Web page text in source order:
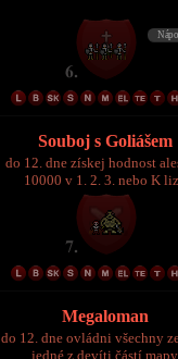
Souboj s Goliášem
do 12. dne získej hodnost
10000 v 1. 2. 3. nebo K
Megaloman
do 12. dne ovládni všechny
jedné z devíti částí mapy